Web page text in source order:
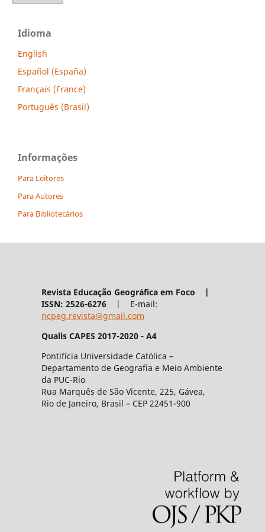
Idioma
English
Español (España)
Français (France)
Português (Brasil)
Informações
Para Leitores
Para Autores
Para Bibliotecários
Revista Educação Geográfica em Foco |
ISSN: 2526-6276| E-mail:
ncpeg.revista@gmail.com
Qualis CAPES 2017-2020 - A4
Pontifícia Universidade Católica –
Departamento de Geografia e Meio Ambiente
da PUC-Rio
Rua Marquês de São Vicente, 225, Gávea,
Rio de Janeiro, Brasil – CEP 22451-900